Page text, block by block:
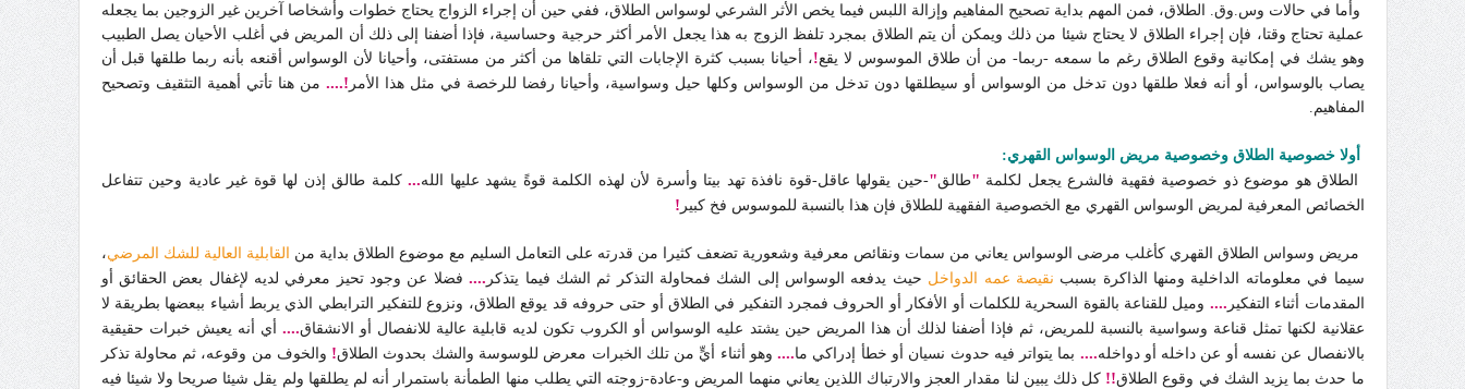
وأما في حالات وس.وق. الطلاق، فمن المهم بداية تصحيح المفاهيم وإزالة اللبس فيما يخص الأثر الشرعي لوسواس الطلاق، ففي حين أن إجراء الزواج يحتاج خطوات وأشخاصا آخرين غير الزوجين بما يجعله
عملية تحتاج وقتا، فإن إجراء الطلاق لا يحتاج شيئا من ذلك ويمكن أن يتم الطلاق بمجرد تلفظ الزوج به هذا يجعل الأمر أكثر حرجية وحساسية، فإذا أضفنا إلى ذلك أن المريض في أغلب الأحيان يصل الطبيب
وهو يشك في إمكانية وقوع الطلاق رغم ما سمعه -ربما- من أن طلاق الموسوس لا يقع!، أحيانا بسبب كثرة الإجابات التي تلقاها من أكثر من مستفتى، وأحيانا لأن الوسواس أقنعه بأنه ربما طلقها قبل أن
يصاب بالوسواس، أو أنه فعلا طلقها دون تدخل من الوسواس أو سيطلقها دون تدخل من الوسواس وكلها حيل وسواسية، وأحيانا رفضا للرخصة في مثل هذا الأمر !.... من هنا تأتي أهمية التثقيف وتصحيح
المفاهيم.
أولا خصوصية الطلاق وخصوصية مريض الوسواس القهري:
الطلاق هو موضوع ذو خصوصية فقهية فالشرع يجعل لكلمة "طالق"-حين يقولها عاقل-قوة نافذة تهد بيتا وأسرة لأن لهذه الكلمة قوةً يشهد عليها الله... كلمة طالق إذن لها قوة غير عادية وحين تتفاعل
الخصائص المعرفية لمريض الوسواس القهري مع الخصوصية الفقهية للطلاق فإن هذا بالنسبة للموسوس فخ كبير !
مريض وسواس الطلاق القهري كأغلب مرضى الوسواس يعاني من سمات ونقائص معرفية وشعورية تضعف كثيرا من قدرته على التعامل السليم مع موضوع الطلاق بداية من القابلية العالية للشك المرضي،
سيما في معلوماته الداخلية ومنها الذاكرة بسبب نقيصة عمه الدواخل حيث يدفعه الوسواس إلى الشك فمحاولة التذكر ثم الشك فيما يتذكر ....فضلا عن وجود تحيز معرفي لديه لإغفال بعض الحقائق أو
المقدمات أثناء التفكير .... وميل للقناعة بالقوة السحرية للكلمات أو الأفكار أو الحروف فمجرد التفكير في الطلاق أو حتى حروفه قد يوقع الطلاق، ونزوع للتفكير الترابطي الذي يربط أشياء ببعضها بطريقة لا
عقلانية لكنها تمثل قناعة وسواسية بالنسبة للمريض، ثم فإذا أضفنا لذلك أن هذا المريض حين يشتد عليه الوسواس أو الكروب تكون لديه قابلية عالية للانفصال أو الانشقاق.... أي أنه يعيش خبرات حقيقية
بالانفصال عن نفسه أو عن داخله أو دواخله.... بما يتواتر فيه حدوث نسيان أو خطأ إدراكي ما....وهو أثناء أيٍّ من تلك الخبرات معرض للوسوسة والشك بحدوث الطلاق! والخوف من وقوعه، ثم محاولة تذكر
ما حدث بما يزيد الشك في وقوع الطلاق!! كل ذلك يبين لنا مقدار العجز والارتباك اللذين يعاني منهما المريض و-عادة-زوجته التي يطلب منها الطمأنة باستمرار أنه لم يطلقها ولم يقل شيئا صريحا ولا شيئا فيه